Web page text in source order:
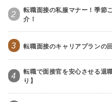
2
転職面接の私服マナー！季節
介！
3 転職面接のキャリアプランの
4
転職で面接官を安心させる退
り】